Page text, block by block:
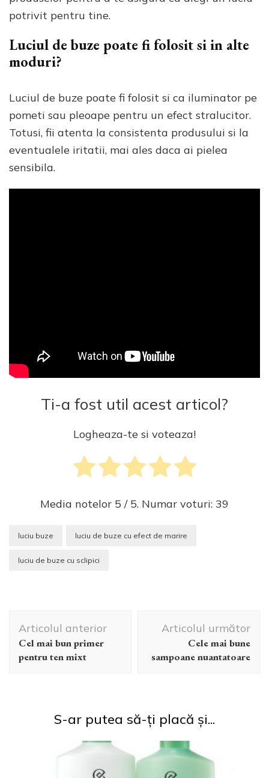
potrivit pentru tine.
Luciul de buze poate fi folosit si in alte
moduri?
Luciul de buze poate fi folosit si ca iluminator pe
pometi sau pleoape pentru un efect stralucitor.
Totusi, fii atenta la consistenta produsului si la
eventualele iritatii, mai ales daca ai pielea
sensibila.
Ti-a fost util acest articol?
Logheaza-te si voteaza!
Media notelor 5 / 5. Numar voturi: 39
luciu buze luciu de buze cu efect de marire
luciu de buze cu sclipici
în
articole
Articolul anterior
Cel mai bun primer
pentru ten mixt
Articolul următor
Cele mai bune
sampoane nuantatoare
S-ar putea să-ți placă și...